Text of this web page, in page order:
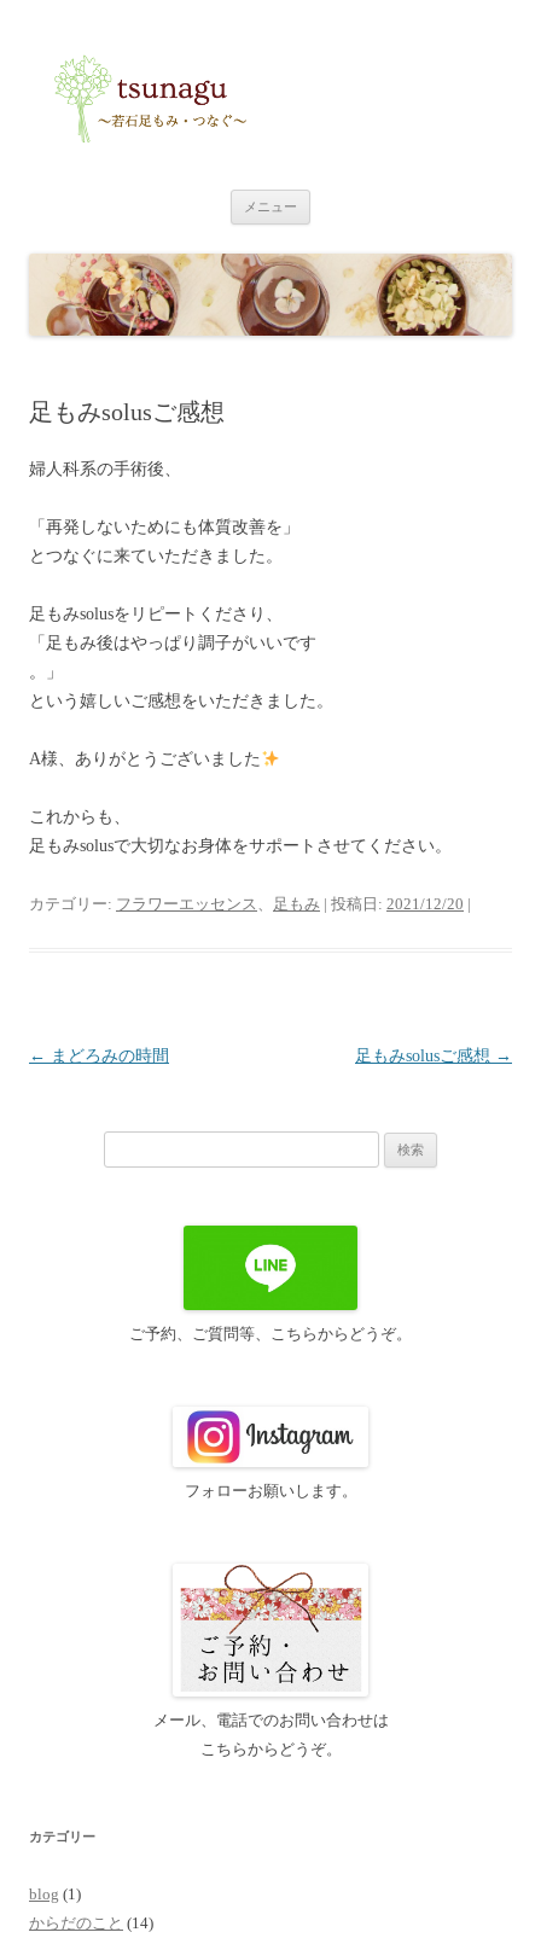
メニュー
ツ
へ
ス
キ
ッ
足もみsolusご感想
婦人科系の手術後、
「再発しないためにも体質改善を」
とつなぐに来ていただきました。
足もみsolusをリピートくださり、
「足もみ後はやっぱり調子がいいです
。」
という嬉しいご感想をいただきました。
A様、ありがとうございました
これからも、
足もみsolusで大切なお身体をサポートさせてください。
カテゴリー: フラワーエッセンス 、 足もみ | 投稿日: 2021/12/20 |
投
← まどろみの時間 足もみsolusご感想 →
ご予約、ご質問等、こちらからどうぞ。
フォローお願いします。
メール、電話でのお問い合わせは
こちらからどうぞ。
カテゴリー
blog (1)
からだのこと (14)